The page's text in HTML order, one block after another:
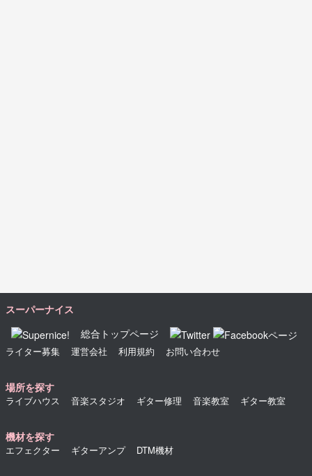
スーパーナイス
総合トップページ
ライター募集 運営会社 利用規約 お問い合わせ
場所を探す
ライブハウス 音楽スタジオ ギター修理 音楽教室 ギター教室
機材を探す
エフェクター ギターアンプ DTM機材